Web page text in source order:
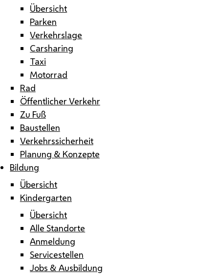
Übersicht
Parken
Verkehrslage
Carsharing
Taxi
Motorrad
Rad
Öffentlicher Verkehr
Zu Fuß
Baustellen
Verkehrssicherheit
Planung & Konzepte
Bildung
Übersicht
Kindergarten
Übersicht
Alle Standorte
Anmeldung
Servicestellen
Jobs & Ausbildung